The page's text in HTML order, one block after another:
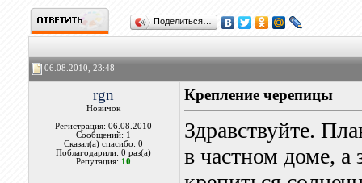
Поделиться…
06.08.2010, 23:48
rgn
Новичок
Регистрация: 06.08.2010
Сообщений: 1
Сказал(а) спасибо: 0
Поблагодарили: 0 раз(а)
Репутация: 10
Крепление черепицы
Здравствуйте.
в частном доме, а